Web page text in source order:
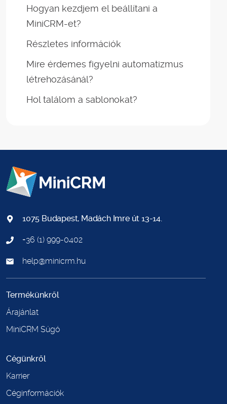
Hogyan kezdjem el beállítani a
MiniCRM-et?
Részletes információk
Mire érdemes figyelni automatizmus
létrehozásánál?
Hol találom a sablonokat?
1075 Budapest, Madách Imre út 13-14.
+36 (1) 999-0402
help@minicrm.hu
Termékünkről
Árajánlat
MiniCRM Súgó
Cégünkről
Karrier
Céginformációk